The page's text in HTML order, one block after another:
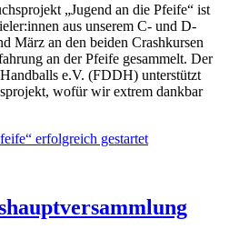
„Jugend an die Pfeife“ ist
aus unserem C- und D-
März an den beiden Crashkursen
an der Pfeife gesammelt. Der
e.V. (FDDH) unterstützt
wofür wir extrem dankbar
erfolgreich gestartet